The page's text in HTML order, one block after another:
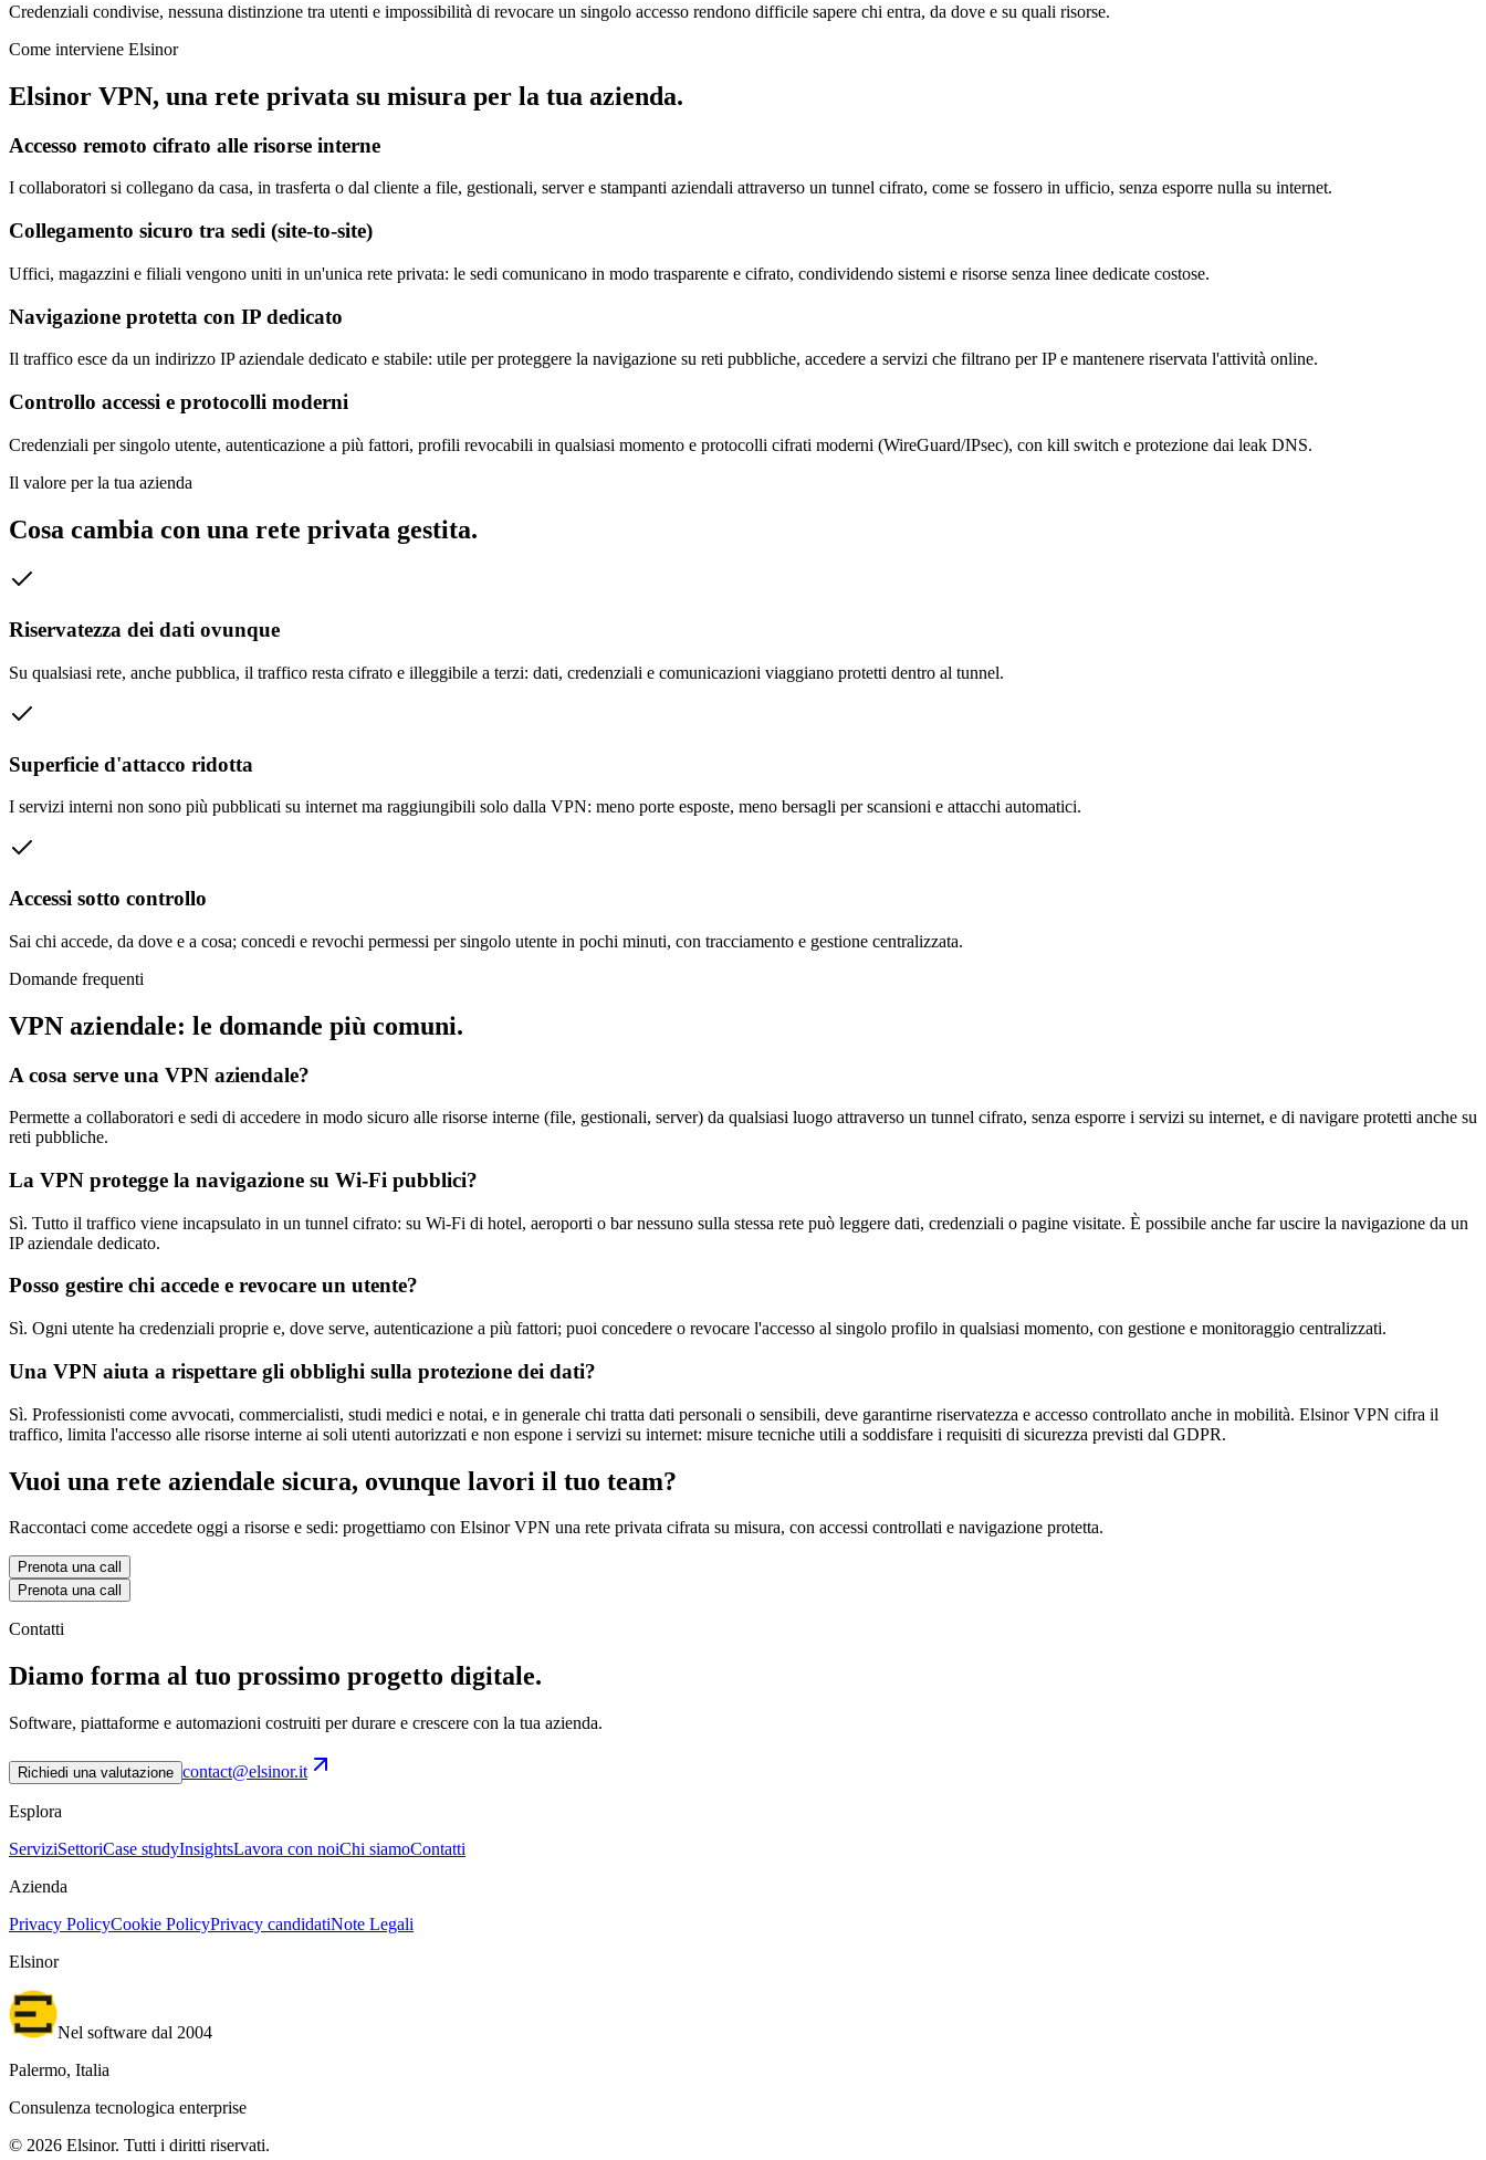
Credenziali condivise, nessuna distinzione tra utenti e impossibilità di revocare un singolo accesso rendono difficile sapere chi entra, da dove e su quali risorse.
Come interviene Elsinor
Elsinor VPN, una rete privata su misura per la tua azienda.
Accesso remoto cifrato alle risorse interne
I collaboratori si collegano da casa, in trasferta o dal cliente a file, gestionali, server e stampanti aziendali attraverso un tunnel cifrato, come se fossero in ufficio, senza esporre nulla su internet.
Collegamento sicuro tra sedi (site-to-site)
Uffici, magazzini e filiali vengono uniti in un'unica rete privata: le sedi comunicano in modo trasparente e cifrato, condividendo sistemi e risorse senza linee dedicate costose.
Navigazione protetta con IP dedicato
Il traffico esce da un indirizzo IP aziendale dedicato e stabile: utile per proteggere la navigazione su reti pubbliche, accedere a servizi che filtrano per IP e mantenere riservata l'attività online.
Controllo accessi e protocolli moderni
Credenziali per singolo utente, autenticazione a più fattori, profili revocabili in qualsiasi momento e protocolli cifrati moderni (WireGuard/IPsec), con kill switch e protezione dai leak DNS.
Il valore per la tua azienda
Cosa cambia con una rete privata gestita.
Riservatezza dei dati ovunque
Su qualsiasi rete, anche pubblica, il traffico resta cifrato e illeggibile a terzi: dati, credenziali e comunicazioni viaggiano protetti dentro al tunnel.
Superficie d'attacco ridotta
I servizi interni non sono più pubblicati su internet ma raggiungibili solo dalla VPN: meno porte esposte, meno bersagli per scansioni e attacchi automatici.
Accessi sotto controllo
Sai chi accede, da dove e a cosa; concedi e revochi permessi per singolo utente in pochi minuti, con tracciamento e gestione centralizzata.
Domande frequenti
VPN aziendale: le domande più comuni.
A cosa serve una VPN aziendale?
Permette a collaboratori e sedi di accedere in modo sicuro alle risorse interne (file, gestionali, server) da qualsiasi luogo attraverso un tunnel cifrato, senza esporre i servizi su internet, e di navigare protetti anche su
reti pubbliche.
La VPN protegge la navigazione su Wi-Fi pubblici?
Sì. Tutto il traffico viene incapsulato in un tunnel cifrato: su Wi-Fi di hotel, aeroporti o bar nessuno sulla stessa rete può leggere dati, credenziali o pagine visitate. È possibile anche far uscire la navigazione da un
IP aziendale dedicato.
Posso gestire chi accede e revocare un utente?
Sì. Ogni utente ha credenziali proprie e, dove serve, autenticazione a più fattori; puoi concedere o revocare l'accesso al singolo profilo in qualsiasi momento, con gestione e monitoraggio centralizzati.
Una VPN aiuta a rispettare gli obblighi sulla protezione dei dati?
Sì. Professionisti come avvocati, commercialisti, studi medici e notai, e in generale chi tratta dati personali o sensibili, deve garantirne riservatezza e accesso controllato anche in mobilità. Elsinor VPN cifra il
traffico, limita l'accesso alle risorse interne ai soli utenti autorizzati e non espone i servizi su internet: misure tecniche utili a soddisfare i requisiti di sicurezza previsti dal GDPR.
Vuoi una rete aziendale sicura, ovunque lavori il tuo team?
Raccontaci come accedete oggi a risorse e sedi: progettiamo con Elsinor VPN una rete privata cifrata su misura, con accessi controllati e navigazione protetta.
Prenota una call
Prenota una call
Contatti
Diamo forma al tuo prossimo progetto digitale.
Software, piattaforme e automazioni costruiti per durare e crescere con la tua azienda.
Richiedi una valutazione contact@elsinor.it
Esplora
ServiziSettoriCase studyInsightsLavora con noiChi siamoContatti
Azienda
Privacy PolicyCookie PolicyPrivacy candidatiNote Legali
Elsinor
Nel software dal 2004
Palermo, Italia
Consulenza tecnologica enterprise
© 2026 Elsinor. Tutti i diritti riservati.